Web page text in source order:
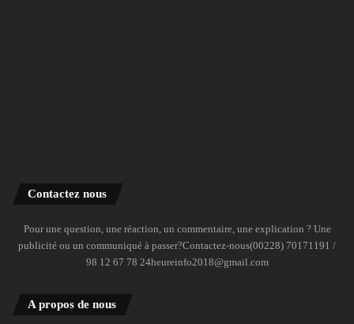
Contactez nous
Pour une question, une réaction, un commentaire, une explication ? Une
publicité ou un communiqué à passer?Contactez-nous(00228) 70171191 /
98 12 67 78 24heureinfo2018@gmail.com
A propos de nous